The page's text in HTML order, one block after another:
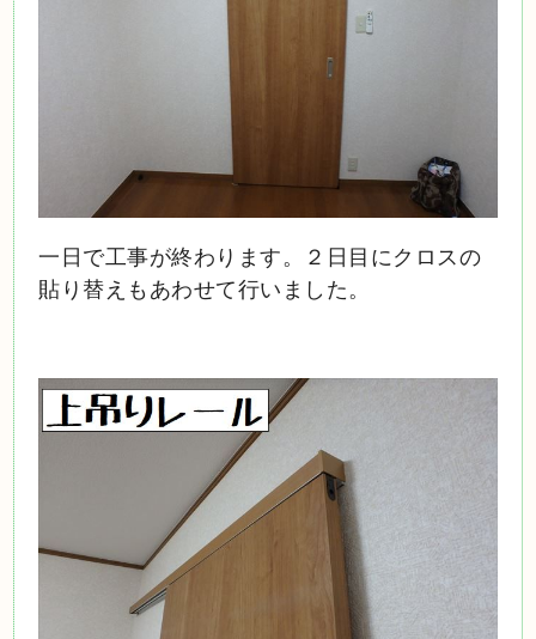
一日で工事が終わります。２日目にクロスの
貼り替えもあわせて行いました。